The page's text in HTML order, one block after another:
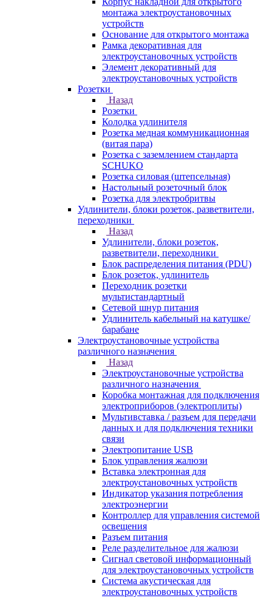
монтажа электроустановочных
устройств
Основание для открытого монтажа
Рамка декоративная для
электроустановочных устройств
Элемент декоративный для
электроустановочных устройств
Розетки
Назад
Розетки
Колодка удлинителя
Розетка медная коммуникационная
(витая пара)
Розетка с заземлением стандарта
SCHUKO
Розетка силовая (штепсельная)
Настольный розеточный блок
Розетка для электробритвы
Удлинители, блоки розеток, разветвители,
переходники
Назад
Удлинители, блоки розеток,
разветвители, переходники
Блок распределения питания (PDU)
Блок розеток, удлинитель
Переходник розетки
мультистандартный
Сетевой шнур питания
Удлинитель кабельный на катушке/
барабане
Электроустановочные устройства
различного назначения
Назад
Электроустановочные устройства
различного назначения
Коробка монтажная для подключения
электроприборов (электроплиты)
Мультивставка / разъем для передачи
данных и для подключения техники
связи
Электропитание USB
Блок управления жалюзи
Вставка электронная для
электроустановочных устройств
Индикатор указания потребления
электроэнергии
Контроллер для управления системой
освещения
Разъем питания
Реле разделительное для жалюзи
Сигнал световой информационный
для электроустановочных устройств
Система акустическая для
электроустановочных устройств